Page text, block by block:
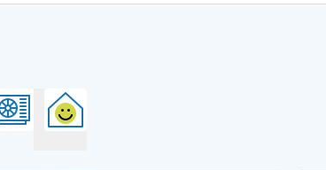
Sommerhuse for 10 personer
Sommerhuse for 12 Personer